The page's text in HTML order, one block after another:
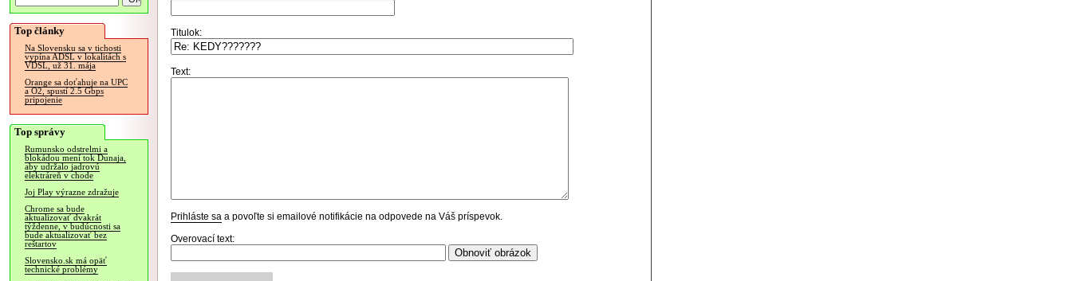
Top články
Na Slovensku sa v tichosti
vypína ADSL v lokalitách s
VDSL, už 31. mája
Orange sa doťahuje na UPC
a O2, spustí 2.5 Gbps
pripojenie
Top správy
Rumunsko odstrelmi a
blokádou mení tok Dunaja,
aby udržalo jadrovú
elektráreň v chode
Joj Play výrazne zdražuje
Chrome sa bude
aktualizovať dvakrát
týždenne, v budúcnosti sa
bude aktualizovať bez
reštartov
Slovensko.sk má opäť
technické problémy
Titulok:
Text:
Prihláste sa a povoľte si emailové notifikácie na odpovede na Váš príspevok.
Overovací text: